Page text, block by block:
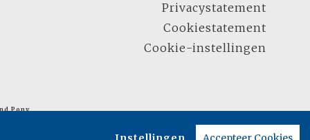
Privacystatement
Cookiestatement
Cookie-instellingen
Pony